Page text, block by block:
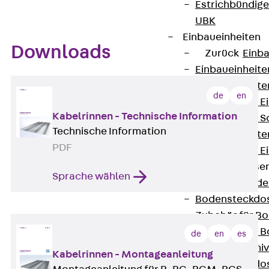
UBK
Einbaueinheiten
Zurück
Nivellierbare
Nivellierbare
Nivellierbare
Zubehör für
Nivellierbare
Zubehör für
Downloads
de en
Kabelrinnen - Technische Information
Technische Information
PDF
Sprache wählen
de en es
Kabelrinnen - Montageanleitung